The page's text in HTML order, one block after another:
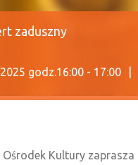
zaduszny
godz.16:00 - 17:00
Ośrodek Kultury zaprasza